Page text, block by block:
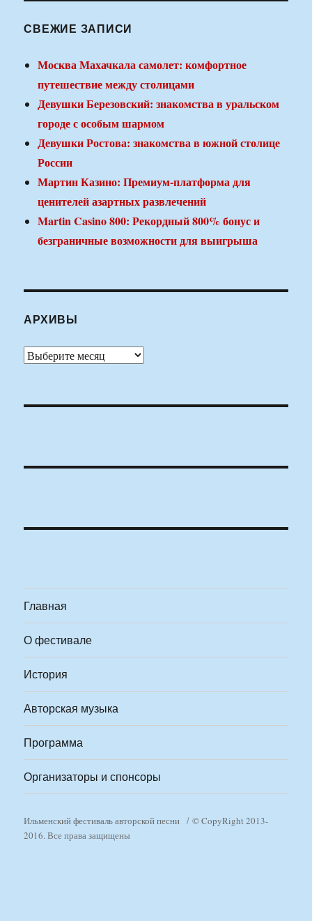
СВЕЖИЕ ЗАПИСИ
Москва Махачкала самолет: комфортное
путешествие между столицами
Девушки Березовский: знакомства в уральском
городе с особым шармом
Девушки Ростова: знакомства в южной столице
России
Мартин Казино: Премиум-платформа для
ценителей азартных развлечений
Martin Casino 800: Рекордный 800% бонус и
безграничные возможности для выигрыша
АРХИВЫ
Архивы
Главная
О фестивале
История
Авторская музыка
Программа
Организаторы и спонсоры
Ильменский фестиваль авторской песни
© CopyRight 2013-
2016. Все права защищены